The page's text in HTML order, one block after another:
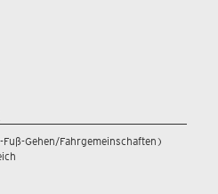
Gehen/Fahrgemeinschaften)